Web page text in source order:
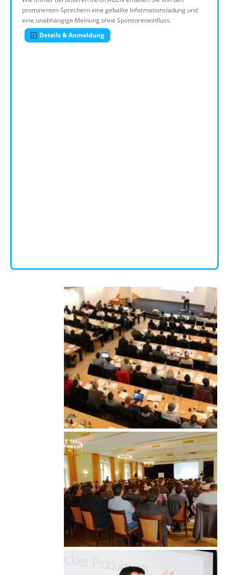
prominenten Sprechern eine geballte Informationsladung und
eine unabhängige Meinung ohne Sponsoreneinfluss.
Details & Anmeldung